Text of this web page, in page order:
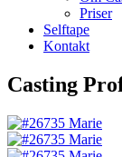
Priser
Selftape
Kontakt
Casting